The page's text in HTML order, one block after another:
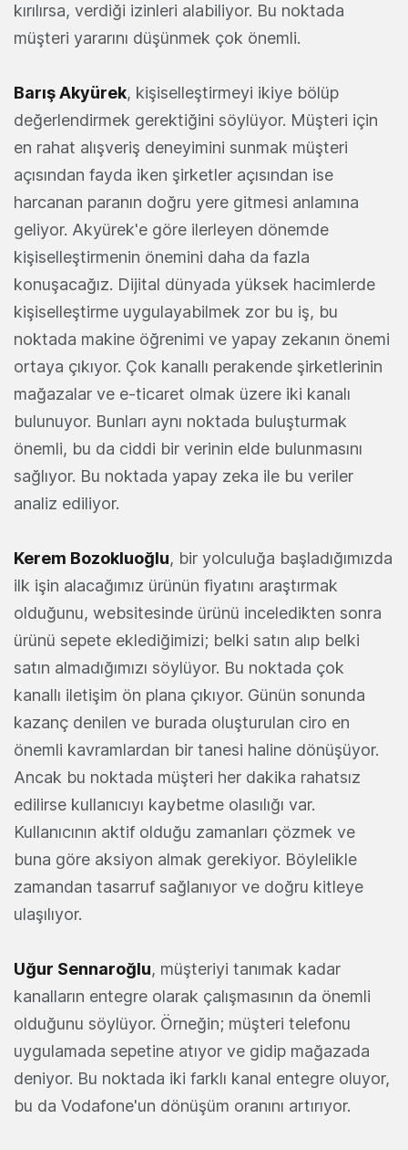
kırılırsa, verdiği izinleri alabiliyor. Bu noktada
müşteri yararını düşünmek çok önemli.
Barış Akyürek, kişiselleştirmeyi ikiye bölüp
değerlendirmek gerektiğini söylüyor. Müşteri için
en rahat alışveriş deneyimini sunmak müşteri
açısından fayda iken şirketler açısından ise
harcanan paranın doğru yere gitmesi anlamına
geliyor. Akyürek'e göre ilerleyen dönemde
kişiselleştirmenin önemini daha da fazla
konuşacağız. Dijital dünyada yüksek hacimlerde
kişiselleştirme uygulayabilmek zor bu iş, bu
noktada makine öğrenimi ve yapay zekanın önemi
ortaya çıkıyor. Çok kanallı perakende şirketlerinin
mağazalar ve e-ticaret olmak üzere iki kanalı
bulunuyor. Bunları aynı noktada buluşturmak
önemli, bu da ciddi bir verinin elde bulunmasını
sağlıyor. Bu noktada yapay zeka ile bu veriler
analiz ediliyor.
Kerem Bozokluoğlu, bir yolculuğa başladığımızda
ilk işin alacağımız ürünün fiyatını araştırmak
olduğunu, websitesinde ürünü inceledikten sonra
ürünü sepete eklediğimizi; belki satın alıp belki
satın almadığımızı söylüyor. Bu noktada çok
kanallı iletişim ön plana çıkıyor. Günün sonunda
kazanç denilen ve burada oluşturulan ciro en
önemli kavramlardan bir tanesi haline dönüşüyor.
Ancak bu noktada müşteri her dakika rahatsız
edilirse kullanıcıyı kaybetme olasılığı var.
Kullanıcının aktif olduğu zamanları çözmek ve
buna göre aksiyon almak gerekiyor. Böylelikle
zamandan tasarruf sağlanıyor ve doğru kitleye
ulaşılıyor.
Uğur Sennaroğlu, müşteriyi tanımak kadar
kanalların entegre olarak çalışmasının da önemli
olduğunu söylüyor. Örneğin; müşteri telefonu
uygulamada sepetine atıyor ve gidip mağazada
deniyor. Bu noktada iki farklı kanal entegre oluyor,
bu da Vodafone'un dönüşüm oranını artırıyor.